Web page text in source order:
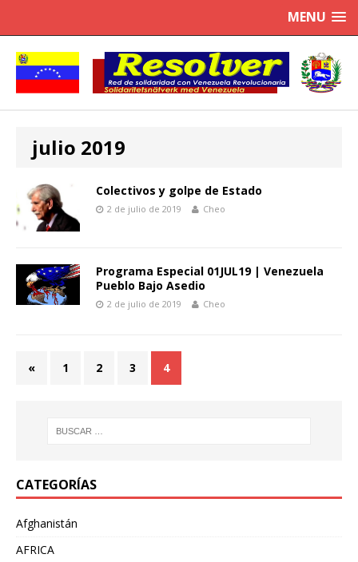
MENU
julio 2019
Colectivos y golpe de Estado
2 de julio de 2019 Cheo
Programa Especial 01JUL19 | Venezuela
Pueblo Bajo Asedio
2 de julio de 2019 Cheo
« 1 2 3 4
CATEGORÍAS
Afghanistán
AFRICA